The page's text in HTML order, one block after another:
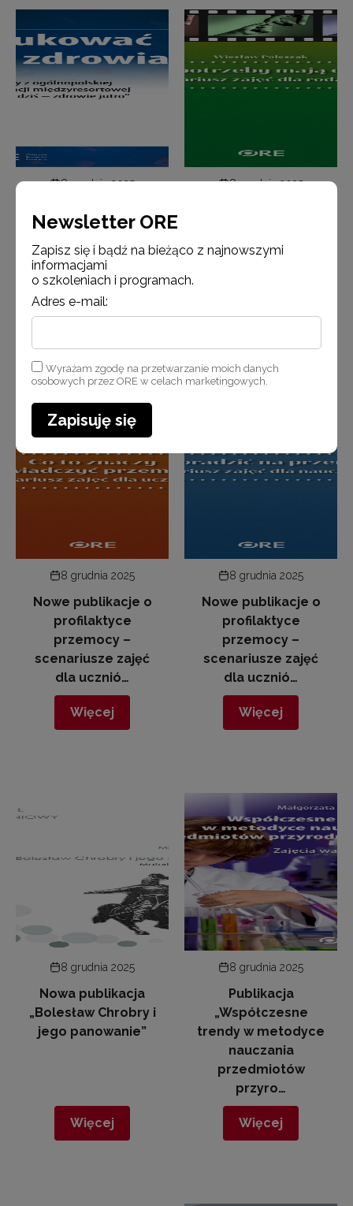
8 grudnia 2025
„Edukować do
zdrowia”
Więcej
8 grudnia 2025
przemocy –
Więcej
8 grudnia 2025
Nowe publikacje o
profilaktyce
przemocy –
scenariusze zajęć
dla ucznió…
Więcej
8 grudnia 2025
Nowe publikacje o
profilaktyce
przemocy –
scenariusze zajęć
dla ucznió…
Więcej
8 grudnia 2025
Nowa publikacja
„Bolesław Chrobry i
jego panowanie”
Więcej
8 grudnia 2025
Publikacja
„Współczesne
trendy w metodyce
nauczania
przedmiotów
przyro…
Więcej
Newsletter ORE
Zapisz się i bądź na bieżąco z najnowszymi
informacjami
o szkoleniach i programach.
Adres e-mail:
Wyrażam zgodę na przetwarzanie moich danych
osobowych przez ORE w celach marketingowych.
Zapisuję się